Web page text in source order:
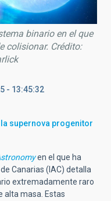
binario en el que
colisionar. Crédito:
- 13:45:32
supernova progenitor
en el que ha
Canarias (IAC) detalla
extremadamente raro
alta masa. Estas